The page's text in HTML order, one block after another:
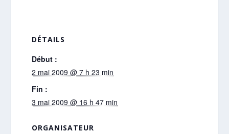
DÉTAILS
Début :
2 mai 2009 @ 7 h 23 min
Fin :
3 mai 2009 @ 16 h 47 min
ORGANISATEUR